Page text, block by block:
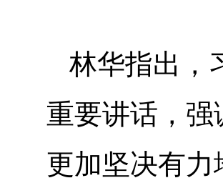
林华指出，
重要讲话，
更加坚决有